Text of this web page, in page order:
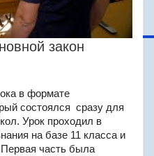
закон
в формате
состоялся сразу для
Урок проходил в
на базе 11 класса и
часть была